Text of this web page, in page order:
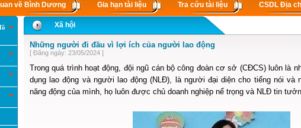
về Bình Dương Gia hạn tài liệu Tra cứu tài liệu CSDL Ðịa
Xã hội
Những người đi đầu vì lợi ích của người lao động
[ Đăng ngày: 23/05/2024 ]
Trong quá trình hoạt động, đội ngũ cán bộ công đoàn cơ sở (CĐCS) luôn là
dụng lao động và người lao động (NLĐ), là người đại diện cho tiếng nói
năng động của mình, họ luôn được chủ doanh nghiệp nể trọng và NLĐ tin